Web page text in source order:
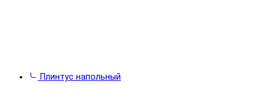
Плинтус напольный